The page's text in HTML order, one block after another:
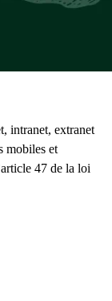
intranet, extranet
mobiles et
47 de la loi